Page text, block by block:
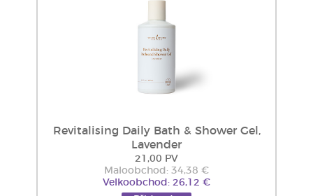
Revitalising Daily Bath & Shower Gel,
Lavender
21,00 PV
Maloobchod: 34,38 €
Velkoobchod: 26,12 €